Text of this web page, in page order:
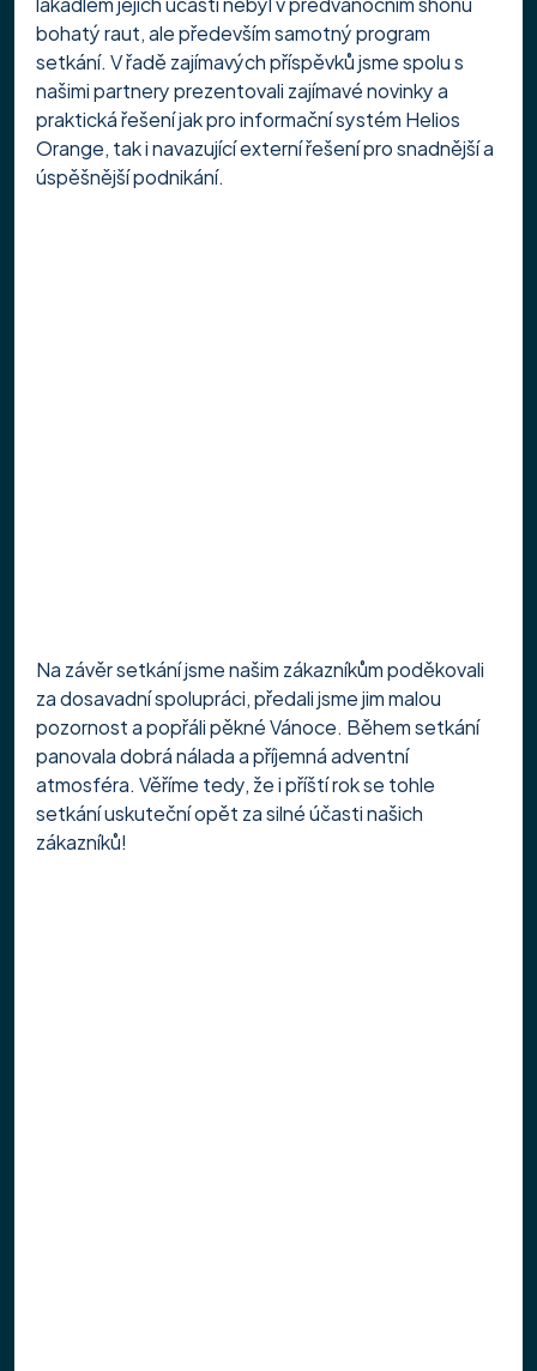
bohatý raut, ale především samotný program
setkání. V řadě zajímavých příspěvků jsme spolu s
našimi partnery prezentovali zajímavé novinky a
praktická řešení jak pro informační systém Helios
Orange, tak i navazující externí řešení pro snadnější a
úspěšnější podnikání.
Na závěr setkání jsme našim zákazníkům poděkovali
za dosavadní spolupráci, předali jsme jim malou
pozornost a popřáli pěkné Vánoce. Během setkání
panovala dobrá nálada a příjemná adventní
atmosféra. Věříme tedy, že i příští rok se tohle
setkání uskuteční opět za silné účasti našich
zákazníků!